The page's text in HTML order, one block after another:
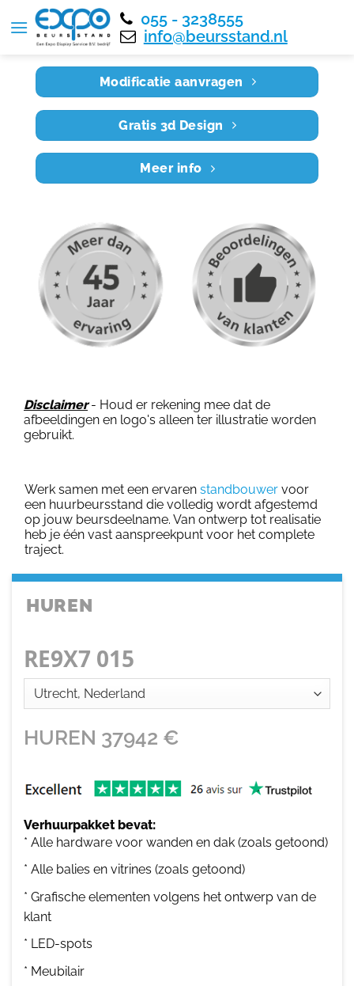
055 - 3238555
info@beursstand.nl
Home RE9X7 015
Modificatie aanvragen
Gratis 3d Design
Meer info
Disclaimer- Houd er rekening mee dat de
afbeeldingen en logo's alleen ter illustratie worden
gebruikt.
Werk samen met een ervaren standbouwer voor
een huurbeursstand die volledig wordt afgestemd
op jouw beursdeelname. Van ontwerp tot realisatie
heb je één vast aanspreekpunt voor het complete
traject.
HUREN
RE9X7 015
HUREN 37942 €
Verhuurpakket bevat:
* Alle hardware voor wanden en dak (zoals getoond)
* Alle balies en vitrines (zoals getoond)
* Grafische elementen volgens het ontwerp van de
klant
* LED-spots
* Meubilair